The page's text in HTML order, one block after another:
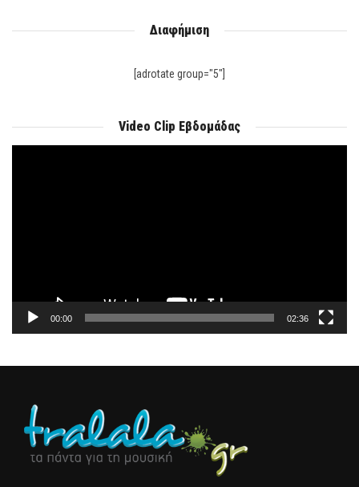
Διαφήμιση
[adrotate group="5"]
Video Clip Εβδομάδας
00:00 02:36